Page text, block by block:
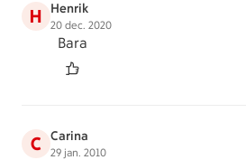
H Henrik
20 dec. 2020
Bara
C Carina
29 jan. 2010